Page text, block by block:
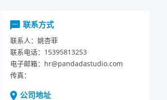
联系方式
联系人： 姚杏菲
联系电话： 15395813253
电子邮箱： hr@pandadastudio.com
传真：
公司地址